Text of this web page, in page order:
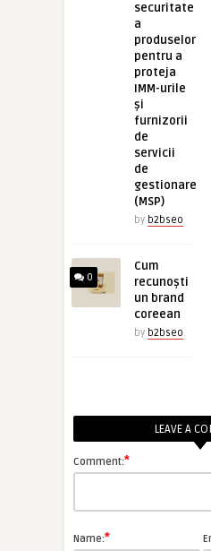
securitate
a
produselor
pentru a
proteja
IMM-urile
și
furnizorii
de
servicii
de
gestionare
(MSP)
by b2bseo
0
Cum
recunoști
un brand
coreean
by b2bseo
LEAVE A
Comment:*
Name:*